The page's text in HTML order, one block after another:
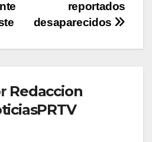
reportados
desaparecidos
Redaccion